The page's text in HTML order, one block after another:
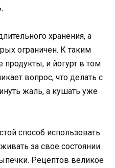
хранения, а
ограничен. К таким
и йогурт в том
вопрос, что делать с
жаль, а кушать уже
способ использовать
за свое состоянии
Рецептов великое